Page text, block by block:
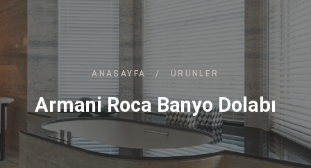
ANASAYFA / ÜRÜNLER
Armani Roca Banyo Dolabı